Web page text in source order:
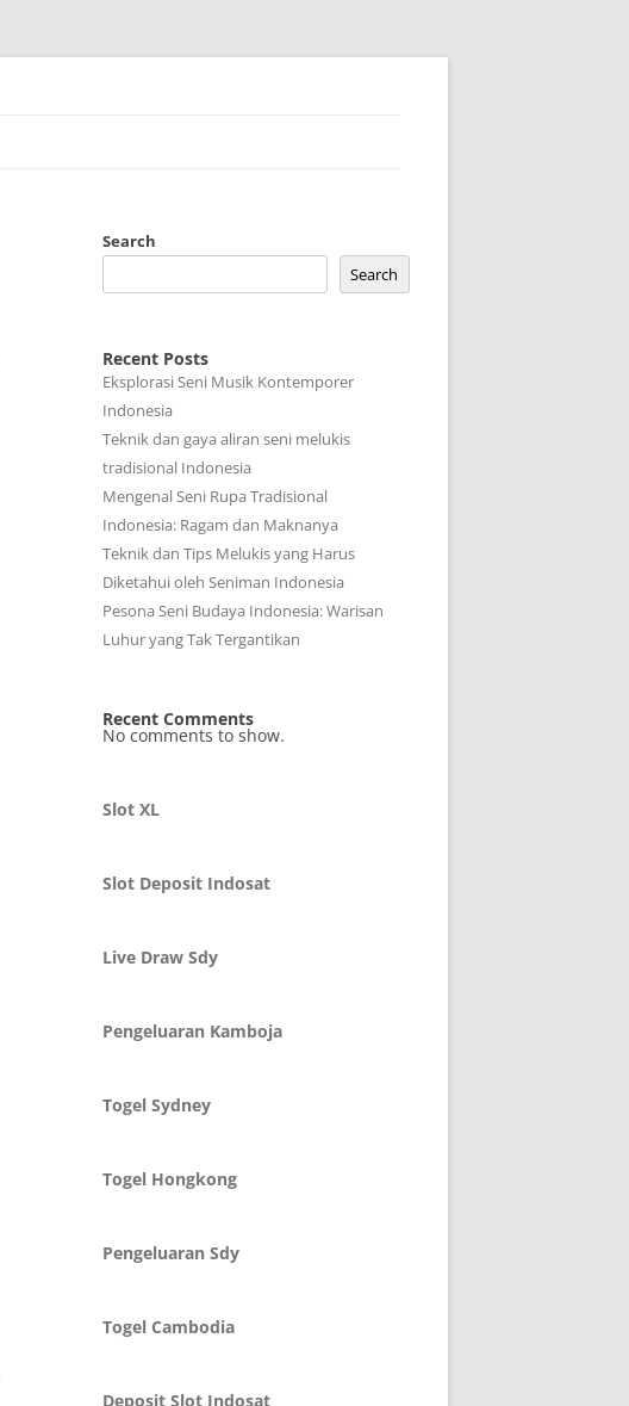
Search
Search
Recent Posts
Eksplorasi Seni Musik Kontemporer
Indonesia
Teknik dan gaya aliran seni melukis
tradisional Indonesia
Mengenal Seni Rupa Tradisional
Indonesia: Ragam dan Maknanya
Teknik dan Tips Melukis yang Harus
Diketahui oleh Seniman Indonesia
Pesona Seni Budaya Indonesia: Warisan
Luhur yang Tak Tergantikan
Recent Comments
No comments to show.
Slot XL
Slot Deposit Indosat
Live Draw Sdy
Pengeluaran Kamboja
Togel Sydney
Togel Hongkong
Pengeluaran Sdy
Togel Cambodia
Deposit Slot Indosat